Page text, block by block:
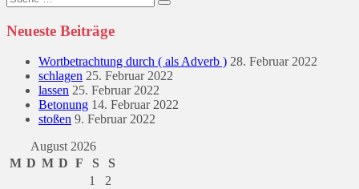
nach:
Neueste Beiträge
Wortbetrachtung durch ( als Adverb ) 28. Februar 2022
schlagen 25. Februar 2022
lassen 25. Februar 2022
Betonung 14. Februar 2022
stoßen 9. Februar 2022
August 2026
M D M D F S
S
1
2